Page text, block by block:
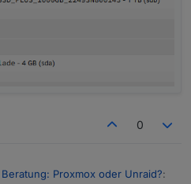
0
Beratung: Proxmox oder Unraid?: